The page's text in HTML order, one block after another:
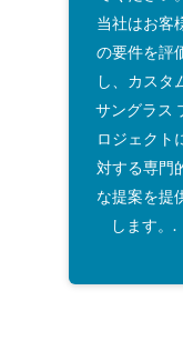
当社はお客
の要件を評
し、カスタ
サングラス
ロジェクト
対する専門
な提案を提
します。.